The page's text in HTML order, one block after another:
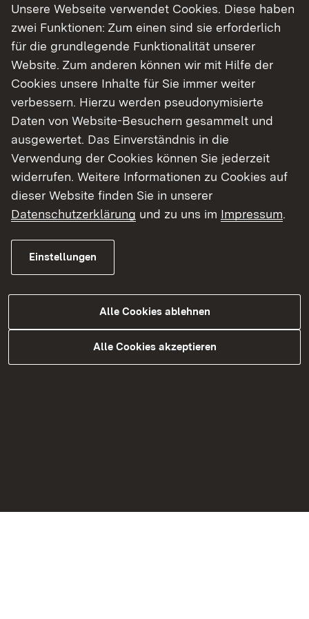
Unsere Webseite verwendet Cookies. Diese haben
zwei Funktionen: Zum einen sind sie erforderlich
für die grundlegende Funktionalität unserer
Website. Zum anderen können wir mit Hilfe der
Cookies unsere Inhalte für Sie immer weiter
verbessern. Hierzu werden pseudonymisierte
Daten von Website-Besuchern gesammelt und
ausgewertet. Das Einverständnis in die
Verwendung der Cookies können Sie jederzeit
widerrufen. Weitere Informationen zu Cookies auf
dieser Website finden Sie in unserer
Datenschutzerklärung und zu uns im Impressum.
Einstellungen
Alle Cookies ablehnen
Alle Cookies akzeptieren